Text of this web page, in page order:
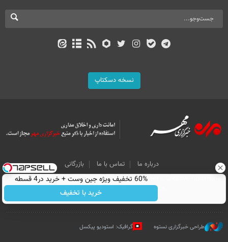
نسخه دسکتاپ
درباره ما تماس با ما
بازرگانی
All Content by Mehr News Agency is licensed under a Creative Commons
Attribution 4.0 International License.
طراحی خبرگزاری نستوه گرافیک: استودیو پیکسل
60% تخفیف ویژه جین وست + خرید در4 قسطه
خرید با تخفیف